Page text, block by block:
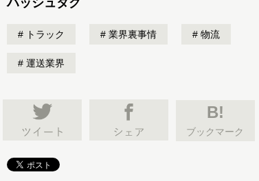
トラック 業界裏事情 物流
運送業界
B!
ブックマーク